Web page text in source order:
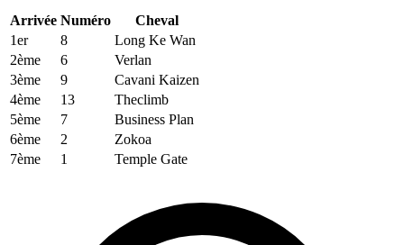
Arrivée Numéro
Cheval
1er
8
Long Ke Wan
2ème
6
Verlan
3ème
9
Cavani Kaizen
4ème
13
Theclimb
5ème
7
Business Plan
6ème
2
Zokoa
7ème
1 Temple Gate